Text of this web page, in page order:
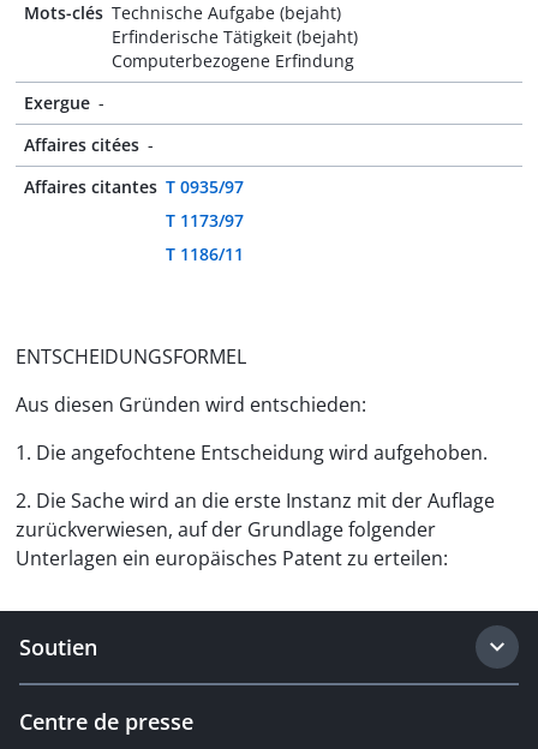
Mots-clés Technische Aufgabe (bejaht)
Erfinderische Tätigkeit (bejaht)
Computerbezogene Erfindung
Exergue -
Affaires citées -
Affaires citantes T 0935/97
T 1173/97
T 1186/11
ENTSCHEIDUNGSFORMEL
Aus diesen Gründen wird entschieden:
1. Die angefochtene Entscheidung wird aufgehoben.
2. Die Sache wird an die erste Instanz mit der Auflage
zurückverwiesen, auf der Grundlage folgender
Unterlagen ein europäisches Patent zu erteilen:
Soutien
Centre de presse